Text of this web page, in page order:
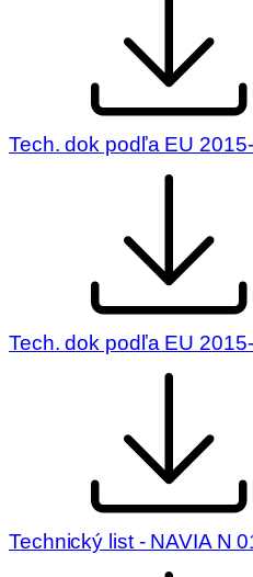
Tech. dok podľa EU
Tech. dok podľa EU
Technický list - NAVIA N